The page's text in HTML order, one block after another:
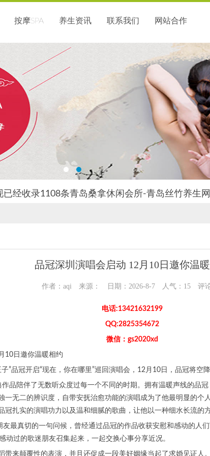
按摩SPA 养生资讯 联系我们 网站合作
经收录1108条青岛桑拿休闲会所-青岛丝竹养生
品冠深圳演唱会启动 12月10日邀你温
作者：aqi 来源： 日期：2026-8-7 人气： 15 评
电话:13421632199
QQ:2825354672
微信：gs2020xd
10日邀你温暖相约
”品冠开启“现在，你在哪里”巡回演唱会，12月10日，品冠将空
品陪伴了无数听众度过每一个不同的时期。拥有温暖声线的品
一无二的辨识度，自带安抚治愈功能的演唱成为了他最明显的个
冠扎实的演唱功力以及温和细腻的歌曲，让他以一种细水长流的
友最真切的一句问候，曾经通过品冠的作品收获安慰和感动的人
动过的歌迷朋友召集起来，一起交换心事分享近况。
带来颠覆性的表演，并且还促成一段美好姻缘当起了求婚见证人